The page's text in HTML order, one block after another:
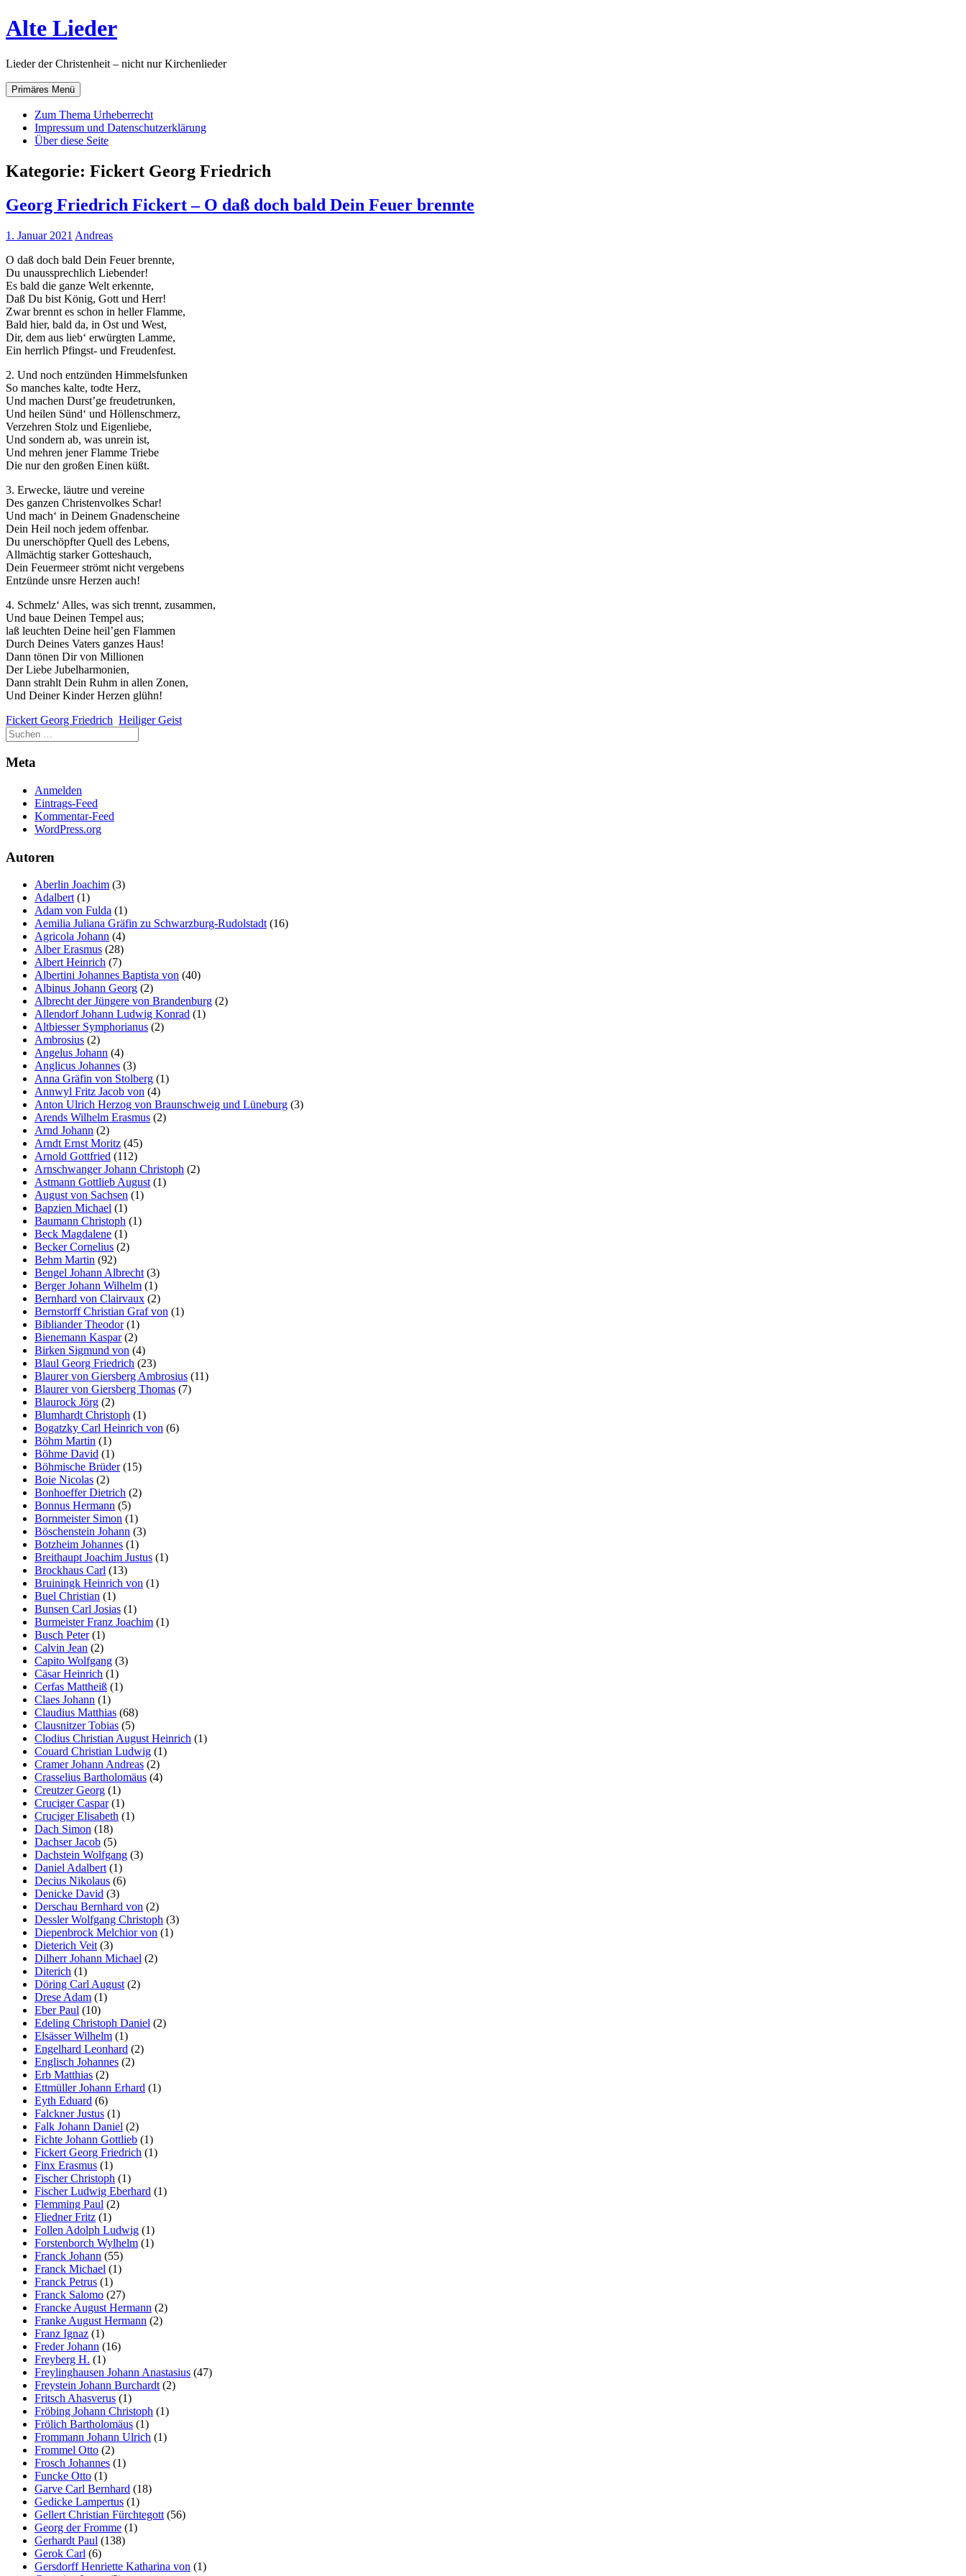
Zum
Inhalt
Alte Lieder
Lieder der Christenheit – nicht nur Kirchenlieder
Primäres Menü
Zum Thema Urheberrecht
Impressum und Datenschutzerklärung
Über diese Seite
Kategorie: Fickert Georg Friedrich
Georg Friedrich Fickert – O daß doch bald Dein Feuer brennte
1. Januar 2021 Andreas
O daß doch bald Dein Feuer brennte,
Du unaussprechlich Liebender!
Es bald die ganze Welt erkennte,
Daß Du bist König, Gott und Herr!
Zwar brennt es schon in heller Flamme,
Bald hier, bald da, in Ost und West,
Dir, dem aus lieb‘ erwürgten Lamme,
Ein herrlich Pfingst- und Freudenfest.
2. Und noch entzünden Himmelsfunken
So manches kalte, todte Herz,
Und machen Durst’ge freudetrunken,
Und heilen Sünd‘ und Höllenschmerz,
Verzehren Stolz und Eigenliebe,
Und sondern ab, was unrein ist,
Und mehren jener Flamme Triebe
Die nur den großen Einen küßt.
3. Erwecke, läutre und vereine
Des ganzen Christenvolkes Schar!
Und mach‘ in Deinem Gnadenscheine
Dein Heil noch jedem offenbar.
Du unerschöpfter Quell des Lebens,
Allmächtig starker Gotteshauch,
Dein Feuermeer strömt nicht vergebens
Entzünde unsre Herzen auch!
4. Schmelz‘ Alles, was sich trennt, zusammen,
Und baue Deinen Tempel aus;
laß leuchten Deine heil’gen Flammen
Durch Deines Vaters ganzes Haus!
Dann tönen Dir von Millionen
Der Liebe Jubelharmonien,
Dann strahlt Dein Ruhm in allen Zonen,
Und Deiner Kinder Herzen glühn!
Fickert Georg Friedrich Heiliger Geist
Meta
Anmelden
Eintrags-Feed
Kommentar-Feed
WordPress.org
Autoren
Aberlin Joachim (3)
Adalbert(1)
Adam von Fulda (1)
Aemilia Juliana Gräfin zu Schwarzburg-Rudolstadt(16)
Agricola Johann (4)
Alber Erasmus (28)
Albert Heinrich (7)
Albertini Johannes Baptista von (40)
Albinus Johann Georg (2)
Albrecht der Jüngere von Brandenburg (2)
Allendorf Johann Ludwig Konrad (1)
Altbiesser Symphorianus (2)
Ambrosius (2)
Angelus Johann (4)
Anglicus Johannes (3)
Anna Gräfin von Stolberg (1)
Annwyl Fritz Jacob von (4)
Anton Ulrich Herzog von Braunschweig und Lüneburg (3)
Arends Wilhelm Erasmus (2)
Arnd Johann (2)
Arndt Ernst Moritz (45)
Arnold Gottfried (112)
Arnschwanger Johann Christoph (2)
Astmann Gottlieb August(1)
August von Sachsen (1)
Bapzien Michael (1)
Baumann Christoph (1)
Beck Magdalene (1)
Becker Cornelius (2)
Behm Martin (92)
Bengel Johann Albrecht(3)
Berger Johann Wilhelm (1)
Bernhard von Clairvaux (2)
Bernstorff Christian Graf von (1)
Bibliander Theodor(1)
Bienemann Kaspar(2)
Birken Sigmund von (4)
Blaul Georg Friedrich (23)
Blaurer von Giersberg Ambrosius (11)
Blaurer von Giersberg Thomas (7)
Blaurock Jörg (2)
Blumhardt Christoph (1)
Bogatzky Carl Heinrich von (6)
Böhm Martin (1)
Böhme David (1)
Böhmische Brüder(15)
Boie Nicolas (2)
Bonhoeffer Dietrich (2)
Bonnus Hermann (5)
Bornmeister Simon (1)
Böschenstein Johann (3)
Botzheim Johannes (1)
Breithaupt Joachim Justus (1)
Brockhaus Carl (13)
Bruiningk Heinrich von (1)
Buel Christian (1)
Bunsen Carl Josias (1)
Burmeister Franz Joachim (1)
Busch Peter(1)
Calvin Jean (2)
Capito Wolfgang (3)
Cäsar Heinrich (1)
Cerfas Mattheiß (1)
Claes Johann (1)
Claudius Matthias (68)
Clausnitzer Tobias (5)
Clodius Christian August Heinrich (1)
Couard Christian Ludwig (1)
Cramer Johann Andreas (2)
Crasselius Bartholomäus (4)
Creutzer Georg (1)
Cruciger Caspar(1)
Cruciger Elisabeth (1)
Dach Simon (18)
Dachser Jacob (5)
Dachstein Wolfgang (3)
Daniel Adalbert(1)
Decius Nikolaus (6)
Denicke David (3)
Derschau Bernhard von (2)
Dessler Wolfgang Christoph (3)
Diepenbrock Melchior von (1)
Dieterich Veit(3)
Dilherr Johann Michael (2)
Diterich (1)
Döring Carl August(2)
Drese Adam (1)
Eber Paul (10)
Edeling Christoph Daniel (2)
Elsässer Wilhelm (1)
Engelhard Leonhard (2)
Englisch Johannes (2)
Erb Matthias (2)
Ettmüller Johann Erhard (1)
Eyth Eduard (6)
Falckner Justus (1)
Falk Johann Daniel (2)
Fichte Johann Gottlieb (1)
Fickert Georg Friedrich (1)
Finx Erasmus (1)
Fischer Christoph (1)
Fischer Ludwig Eberhard (1)
Flemming Paul (2)
Fliedner Fritz (1)
Follen Adolph Ludwig (1)
Forstenborch Wylhelm (1)
Franck Johann (55)
Franck Michael (1)
Franck Petrus (1)
Franck Salomo (27)
Francke August Hermann (2)
Franke August Hermann (2)
Franz Ignaz (1)
Freder Johann (16)
Freyberg H. (1)
Freylinghausen Johann Anastasius (47)
Freystein Johann Burchardt(2)
Fritsch Ahasverus (1)
Fröbing Johann Christoph (1)
Frölich Bartholomäus (1)
Frommann Johann Ulrich (1)
Frommel Otto (2)
Frosch Johannes (1)
Funcke Otto (1)
Garve Carl Bernhard (18)
Gedicke Lampertus (1)
Gellert Christian Fürchtegott(56)
Georg der Fromme (1)
Gerhardt Paul (138)
Gerok Carl (6)
Gersdorff Henriette Katharina von (1)